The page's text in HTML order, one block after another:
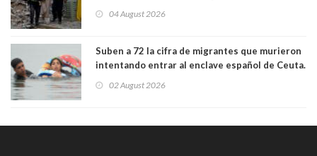
04 August 2026
Suben a 72 la cifra de migrantes que murieron
intentando entrar al enclave español de Ceuta.
02 August 2026